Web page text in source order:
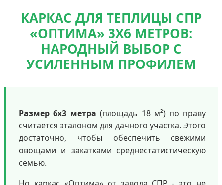
КАРКАС ДЛЯ ТЕПЛИЦЫ СПР
«ОПТИМА» 3Х6 МЕТРОВ:
НАРОДНЫЙ ВЫБОР С
УСИЛЕННЫМ ПРОФИЛЕМ
Размер 6х3 метра (площадь 18 м²) по праву
считается эталоном для дачного участка. Этого
достаточно, чтобы обеспечить свежими
овощами и закатками среднестатистическую
семью.